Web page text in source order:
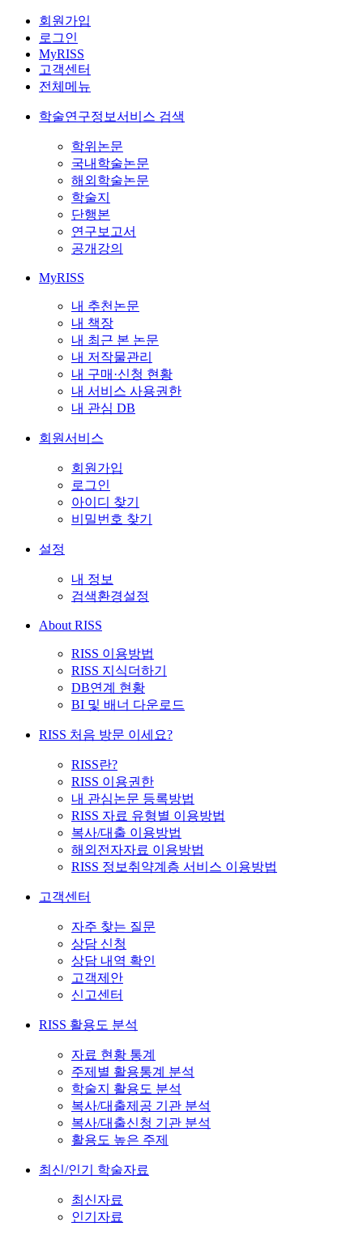
회원가입
로그인
MyRISS
고객센터
전체메뉴
학술연구정보서비스 검색
학위논문
국내학술논문
해외학술논문
학술지
단행본
연구보고서
공개강의
MyRISS
내 추천논문
내 책장
내 최근 본 논문
내 저작물관리
내 구매·신청 현황
내 서비스 사용권한
내 관심 DB
회원서비스
회원가입
로그인
아이디 찾기
비밀번호 찾기
설정
내 정보
검색환경설정
About RISS
RISS 이용방법
RISS 지식더하기
DB연계 현황
BI 및 배너 다운로드
RISS 처음 방문 이세요?
RISS란?
RISS 이용권한
내 관심논문 등록방법
RISS 자료 유형별 이용방법
복사/대출 이용방법
해외전자자료 이용방법
RISS 정보취약계층 서비스 이용방법
고객센터
자주 찾는 질문
상담 신청
상담 내역 확인
고객제안
신고센터
RISS 활용도 분석
자료 현황 통계
주제별 활용통계 분석
학술지 활용도 분석
복사/대출제공 기관 분석
복사/대출신청 기관 분석
활용도 높은 주제
최신/인기 학술자료
최신자료
인기자료